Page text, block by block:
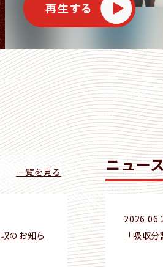
のお知ら
一覧を見る ニュー
「吸収